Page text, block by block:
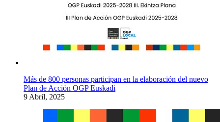
Más de 800 personas participan en la elaboración del nuevo
Plan de Acción OGP Euskadi
9 Abril, 2025